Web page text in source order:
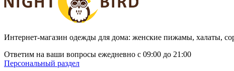
Интернет-магазин одежды для дома: женские пижамы, халаты,
Ответим на ваши вопросы ежедневно c 09:00 до 21:00
Персональный раздел